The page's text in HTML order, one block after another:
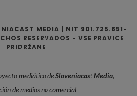
MEDIA | NIT 901.725.851-
RESERVADOS - VSE PRAVICE
PRIDRŽANE
mediático deSloveniacast Media,
de medios no comercial